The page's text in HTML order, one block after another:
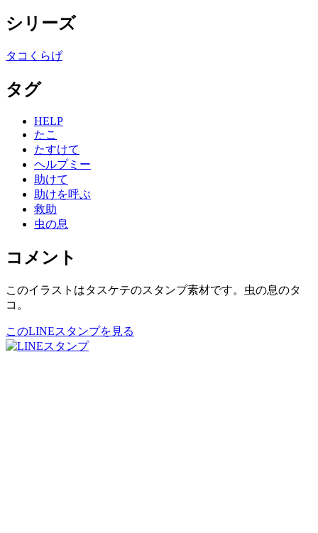
シリーズ
タコくらげ
タグ
HELP
たこ
たすけて
ヘルプミー
助けて
助けを呼ぶ
救助
虫の息
コメント
このイラストはタスケテのスタンプ素材です。虫の息のタ
コ。
このLINEスタンプを見る